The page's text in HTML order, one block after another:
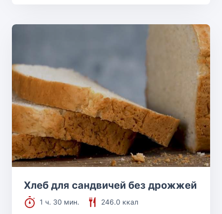
Хлеб для сандвичей без дрожжей
1 ч. 30 мин.
246.0 ккал